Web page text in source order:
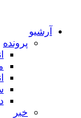
آرشیو
پرونده
خبر